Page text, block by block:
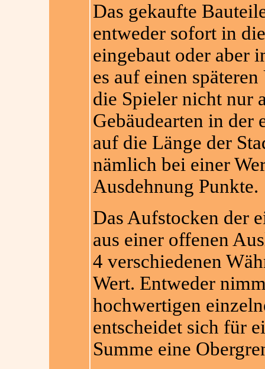
Das gekaufte
entweder sofort in
eingebaut oder aber
es auf einen
die Spieler nicht nur
Gebäudearten in der
auf die Länge der
nämlich bei einer
Ausdehnung Punkte.
Das Aufstocken der
aus einer offenen
4 verschiedenen
Wert. Entweder
hochwertigen
entscheidet sich für
Summe eine